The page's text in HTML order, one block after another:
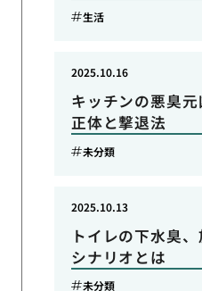
生活
キッチンの悪臭
正体と撃退法
2025.10.16
未分類
トイレの下水臭
シナリオとは
2025.10.13
未分類